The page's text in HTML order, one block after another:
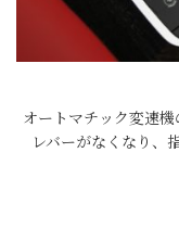
オートマチック変速
レバーがなくなり、